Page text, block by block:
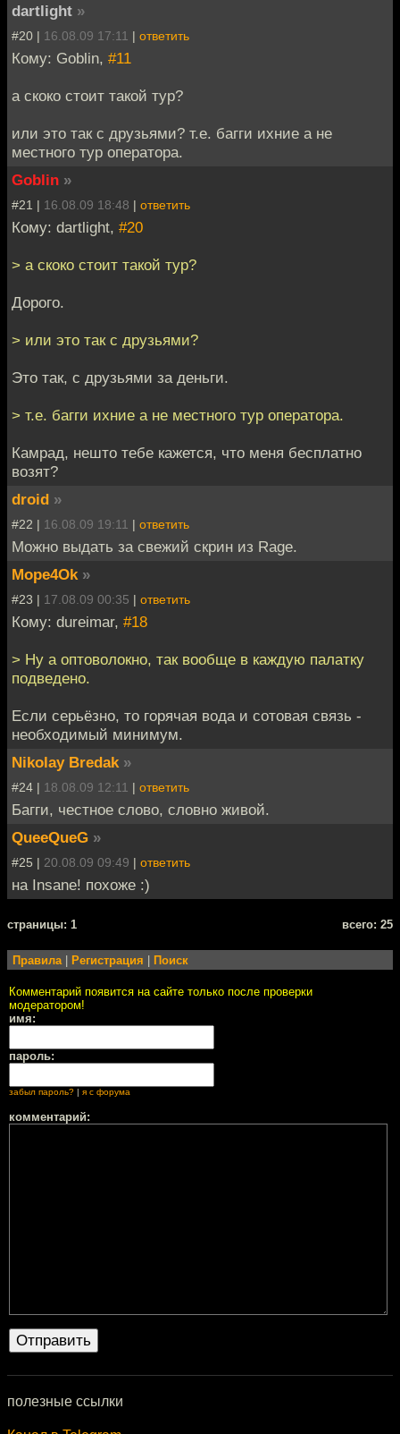
dartlight »
#20 | 16.08.09 17:11 | ответить
Кому: Goblin, #11
а скоко стоит такой тур?
или это так с друзьями? т.е. багги ихние а не
местного тур оператора.
Goblin »
#21 | 16.08.09 18:48 | ответить
Кому: dartlight, #20
> а скоко стоит такой тур?
Дорого.
> или это так с друзьями?
Это так, с друзьями за деньги.
> т.е. багги ихние а не местного тур оператора.
Камрад, нешто тебе кажется, что меня бесплатно
возят?
droid »
#22 | 16.08.09 19:11 | ответить
Можно выдать за свежий скрин из Rage.
Mope4Ok »
#23 | 17.08.09 00:35 | ответить
Кому: dureimar, #18
> Ну а оптоволокно, так вообще в каждую палатку
подведено.
Если серьёзно, то горячая вода и сотовая связь -
необходимый минимум.
Nikolay Bredak »
#24 | 18.08.09 12:11 | ответить
Багги, честное слово, словно живой.
QueeQueG »
#25 | 20.08.09 09:49 | ответить
на Insane! похоже :)
cтраницы: 1 всего: 25
Правила Регистрация Поиск
Комментарий появится на сайте только после проверки
модератором!
имя:
пароль:
забыл пароль? | я с форума
комментарий:
полезные ссылки